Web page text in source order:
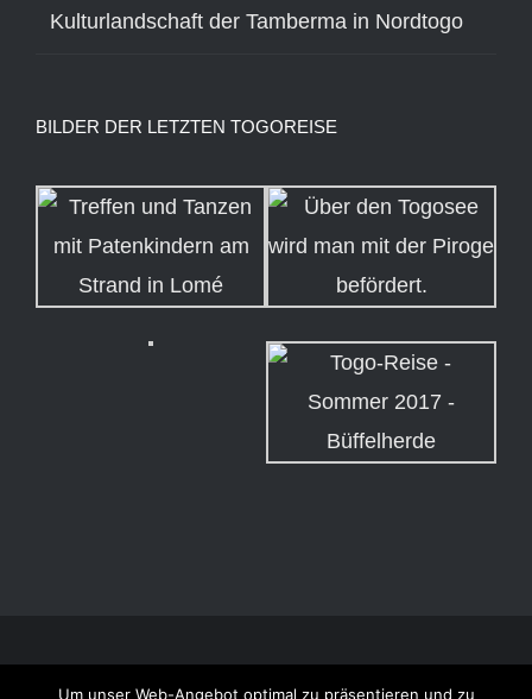
Kulturlandschaft der Tamberma in Nordtogo
BILDER DER LETZTEN TOGOREISE
Um unser Web-Angebot optimal zu präsentieren und zu